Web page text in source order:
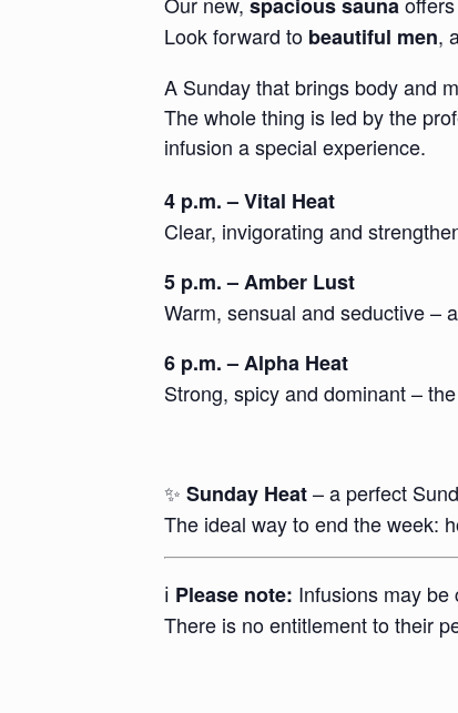
Look forward to beautiful men,
A Sunday that brings body and
The whole thing is led by the
infusion a special experience.
4 p.m. – Vital Heat
Clear, invigorating and
5 p.m. – Amber Lust
Warm, sensual and seductive –
6 p.m. – Alpha Heat
Strong, spicy and dominant –
✨ Sunday Heat– a perfect
The ideal way to end the week:
ℹ️ Please note: Infusions may be
There is no entitlement to their